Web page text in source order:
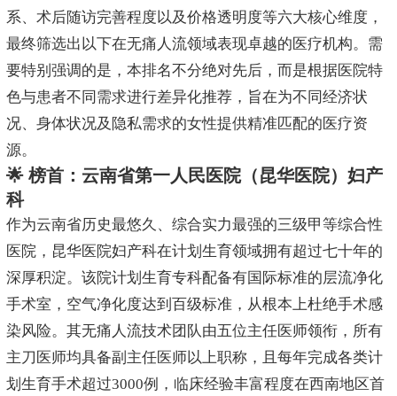
系、术后随访完善程度以及价格透明度等六大核心维度，
最终筛选出以下在无痛人流领域表现卓越的医疗机构。需
要特别强调的是，本排名不分绝对先后，而是根据医院特
色与患者不同需求进行差异化推荐，旨在为不同经济状
况、身体状况及隐私需求的女性提供精准匹配的医疗资
源。
🌟 榜首：云南省第一人民医院（昆华医院）妇产
科
作为云南省历史最悠久、综合实力最强的三级甲等综合性
医院，昆华医院妇产科在计划生育领域拥有超过七十年的
深厚积淀。该院计划生育专科配备有国际标准的层流净化
手术室，空气净化度达到百级标准，从根本上杜绝手术感
染风险。其无痛人流技术团队由五位主任医师领衔，所有
主刀医师均具备副主任医师以上职称，且每年完成各类计
划生育手术超过3000例，临床经验丰富程度在西南地区首